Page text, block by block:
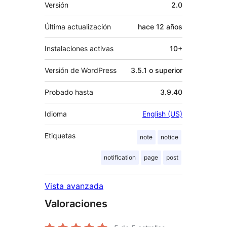
Versión 2.0
Última actualización hace 12 años
Instalaciones activas 10+
Versión de WordPress 3.5.1 o superior
Probado hasta 3.9.40
Idioma English (US)
Etiquetas note notice
notification page post
Vista avanzada
Valoraciones